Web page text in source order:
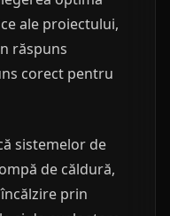
ale proiectului,
răspuns
corect pentru
sistemelor de
de căldură,
prin